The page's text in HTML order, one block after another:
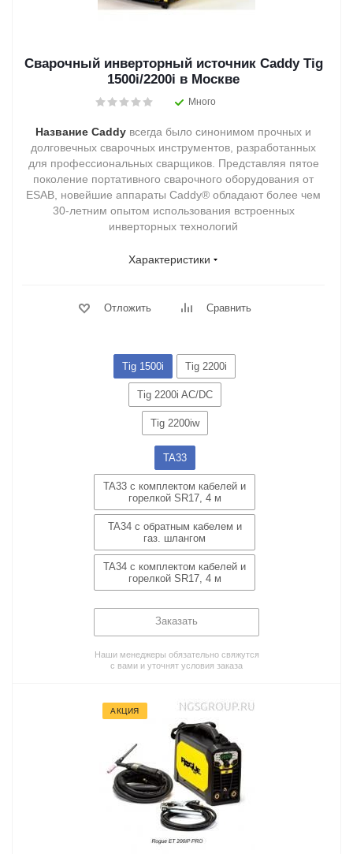
Сварочный инверторный источник Caddy Tig
1500i/2200i в Москве
Много
Название Caddy всегда было синонимом прочных и
долговечных сварочных инструментов, разработанных
для профессиональных сварщиков. Представляя пятое
поколение портативного сварочного оборудования от
ESAB, новейшие аппараты Caddy® обладают более чем
30-летним опытом использования встроенных
инверторных технологий
Характеристики
Отложить Сравнить
Tig 1500i Tig 2200i
Tig 2200i AC/DC
Tig 2200iw
TA33
TA33 с комплектом кабелей и
горелкой SR17, 4 м
TA34 c обратным кабелем и
газ. шлангом
TA34 с комплектом кабелей и
горелкой SR17, 4 м
Заказать
Наши менеджеры обязательно свяжутся
с вами и уточнят условия заказа
АКЦИЯ